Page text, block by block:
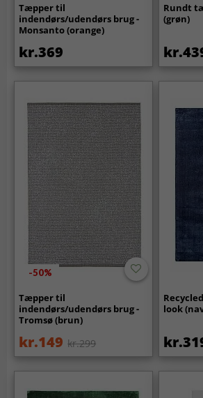
Tæpper til
indendørs/udendørs brug -
Monsanto (orange)
kr.369
Rundt
(grøn)
-50%
Tæpper til
indendørs/udendørs brug -
Tromsø (brun)
kr.149 kr.299
look